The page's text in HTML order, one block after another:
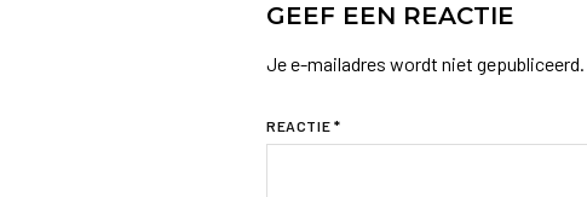
GEEF EEN REACTIE
Je e-mailadres wordt niet gepubliceerd.
REACTIE *